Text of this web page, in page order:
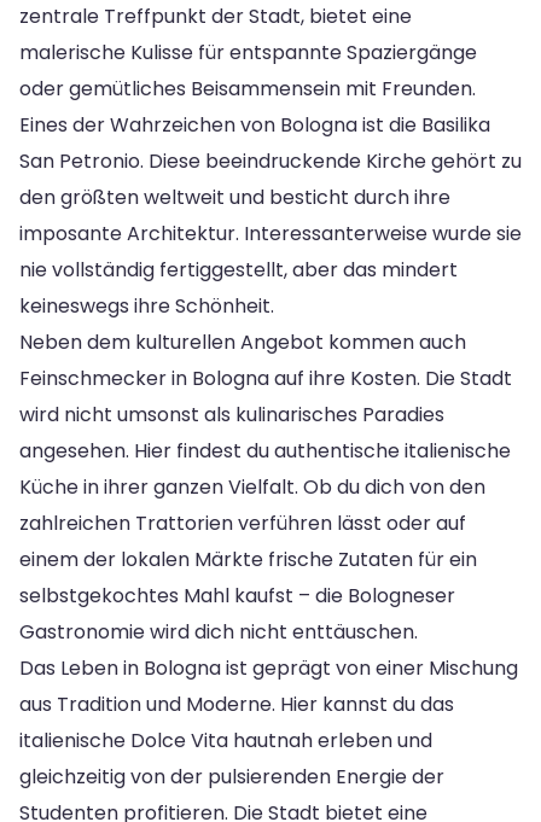
zentrale Treffpunkt der Stadt, bietet eine
malerische Kulisse für entspannte Spaziergänge
oder gemütliches Beisammensein mit Freunden.
Eines der Wahrzeichen von Bologna ist die Basilika
San Petronio. Diese beeindruckende Kirche gehört zu
den größten weltweit und besticht durch ihre
imposante Architektur. Interessanterweise wurde sie
nie vollständig fertiggestellt, aber das mindert
keineswegs ihre Schönheit.
Neben dem kulturellen Angebot kommen auch
Feinschmecker in Bologna auf ihre Kosten. Die Stadt
wird nicht umsonst als kulinarisches Paradies
angesehen. Hier findest du authentische italienische
Küche in ihrer ganzen Vielfalt. Ob du dich von den
zahlreichen Trattorien verführen lässt oder auf
einem der lokalen Märkte frische Zutaten für ein
selbstgekochtes Mahl kaufst – die Bologneser
Gastronomie wird dich nicht enttäuschen.
Das Leben in Bologna ist geprägt von einer Mischung
aus Tradition und Moderne. Hier kannst du das
italienische Dolce Vita hautnah erleben und
gleichzeitig von der pulsierenden Energie der
Studenten profitieren. Die Stadt bietet eine